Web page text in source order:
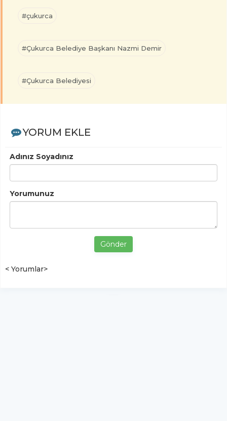
#çukurca
#Çukurca Belediye Başkanı Nazmi Demir
#Çukurca Belediyesi
YORUM EKLE
Adınız Soyadınız
Yorumunuz
Gönder
< Yorumlar>